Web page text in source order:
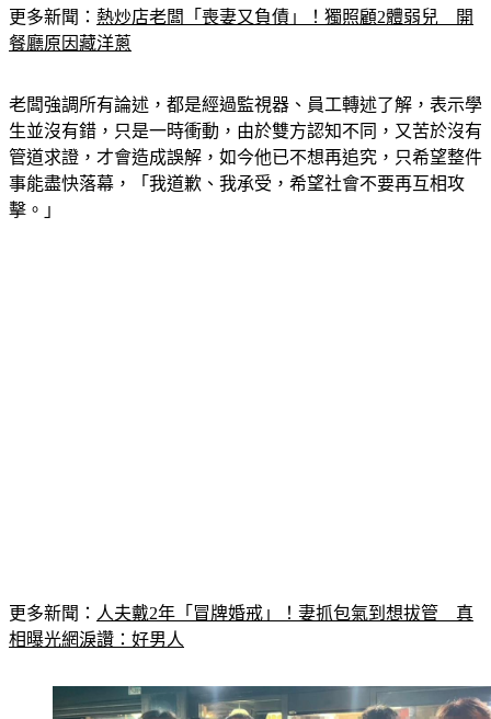
餐廳原因藏洋蔥
生並沒有錯，只是一時衝動，由於雙方認知不同，又苦於沒有
管道求證，才會造成誤解，如今他已不想再追究，只希望整件
事能盡快落幕，「我道歉、我承受，希望社會不要再互相攻
擊。」
相曝光網淚讚：好男人